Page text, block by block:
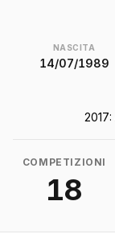
NASCITA
14/07/1989
COMPETIZIONI
18